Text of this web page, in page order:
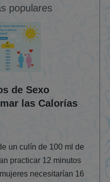
populares
de Sexo
las Calorías
un culín de 100 ml de
practicar 12 minutos
necesitarían 16